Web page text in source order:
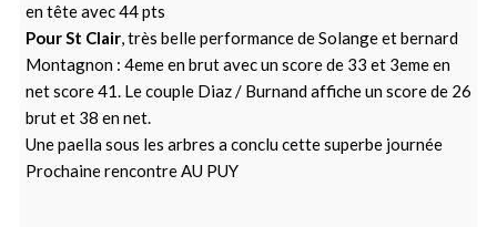
en tête avec 44 pts
Pour St Clair, très belle performance de Solange et bernard
Montagnon : 4eme en brut avec un score de 33 et 3eme en
net score 41. Le couple Diaz / Burnand affiche un score de 26
brut et 38 en net.
Une paella sous les arbres a conclu cette superbe journée
Prochaine rencontre AU PUY